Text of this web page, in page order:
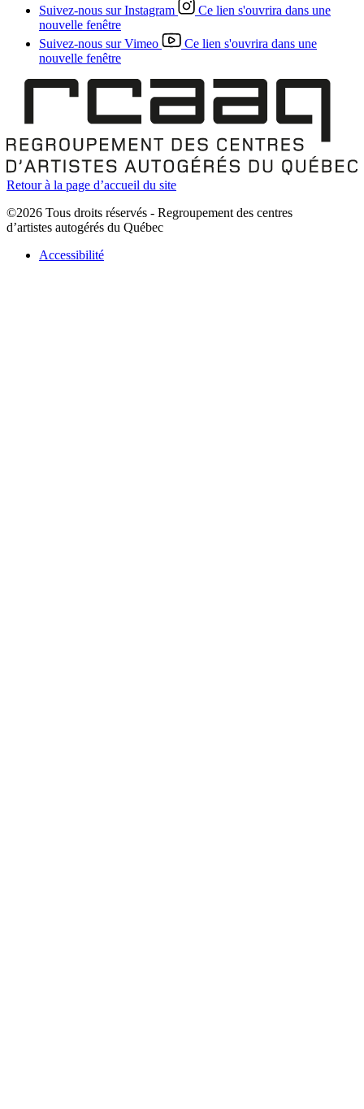
Suivez-nous sur Instagram
Ce lien s'ouvrira dans une
nouvelle fenêtre
Suivez-nous sur Vimeo
Ce lien s'ouvrira dans une
nouvelle fenêtre
Retour à la page d’accueil du site
©2026 Tous droits réservés - Regroupement des centres
d’artistes autogérés du Québec
Accessibilité